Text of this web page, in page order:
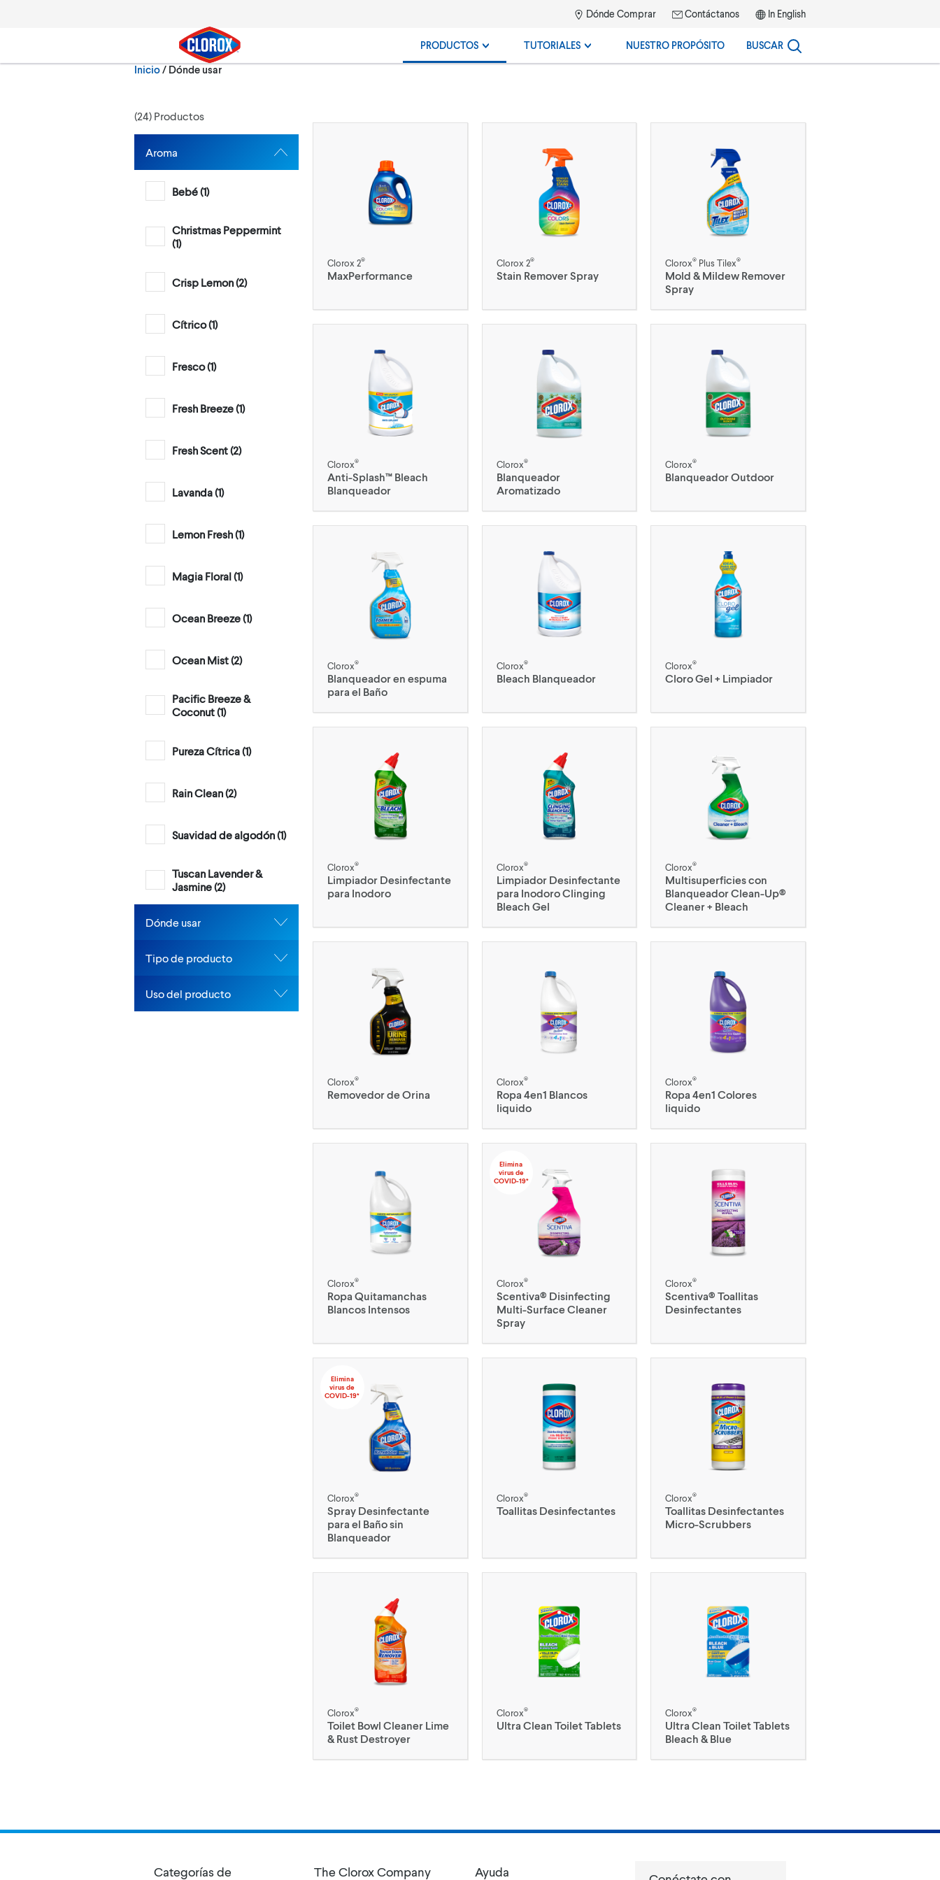
Dónde Comprar Contáctanos In English
PRODUCTOS TUTORIALES NUESTRO PROPÓSITO BUSCAR
Inicio/Actualmente:
Dónde usar
(24) Productos
Aroma
Bebé (1)
Christmas Peppermint
(1)
Crisp Lemon (2)
Cítrico (1)
Fresco (1)
Fresh Breeze (1)
Fresh Scent (2)
Lavanda (1)
Lemon Fresh (1)
Magia Floral (1)
Ocean Breeze (1)
Ocean Mist (2)
Pacific Breeze &
Coconut (1)
Pureza Cítrica (1)
Rain Clean (2)
Suavidad de algodón (1)
Tuscan Lavender &
Jasmine (2)
Dónde usar
Tipo de producto
Uso del producto
Clorox 2®
MaxPerformance
Clorox 2®
Stain Remover Spray
Clorox® Plus Tilex®
Mold & Mildew Remover
Spray
Clorox®
Anti-Splash™ Bleach
Blanqueador
Clorox®
Blanqueador
Aromatizado
Clorox®
Blanqueador Outdoor
Clorox®
Blanqueador en espuma
para el Baño
Clorox®
Bleach Blanqueador
Clorox®
Cloro Gel + Limpiador
Clorox®
Limpiador Desinfectante
para Inodoro
Clorox®
Limpiador Desinfectante
para Inodoro Clinging
Bleach Gel
Clorox®
Multisuperficies con
Blanqueador Clean-Up®
Cleaner + Bleach
Clorox®
Removedor de Orina
Clorox®
Ropa 4en1 Blancos
liquido
Clorox®
Ropa 4en1 Colores
liquido
Clorox®
Ropa Quitamanchas
Blancos Intensos
Elimina
virus de
COVID-19*
Clorox®
Scentiva® Disinfecting
Multi-Surface Cleaner
Spray
Clorox®
Scentiva® Toallitas
Desinfectantes
Elimina
virus de
COVID-19*
Clorox®
Spray Desinfectante
para el Baño sin
Blanqueador
Clorox®
Toallitas Desinfectantes
Clorox®
Toallitas Desinfectantes
Micro-Scrubbers
Clorox®
Toilet Bowl Cleaner Lime
& Rust Destroyer
Clorox®
Ultra Clean Toilet Tablets
Clorox®
Ultra Clean Toilet Tablets
Bleach & Blue
Categorías de The Clorox Company Ayuda